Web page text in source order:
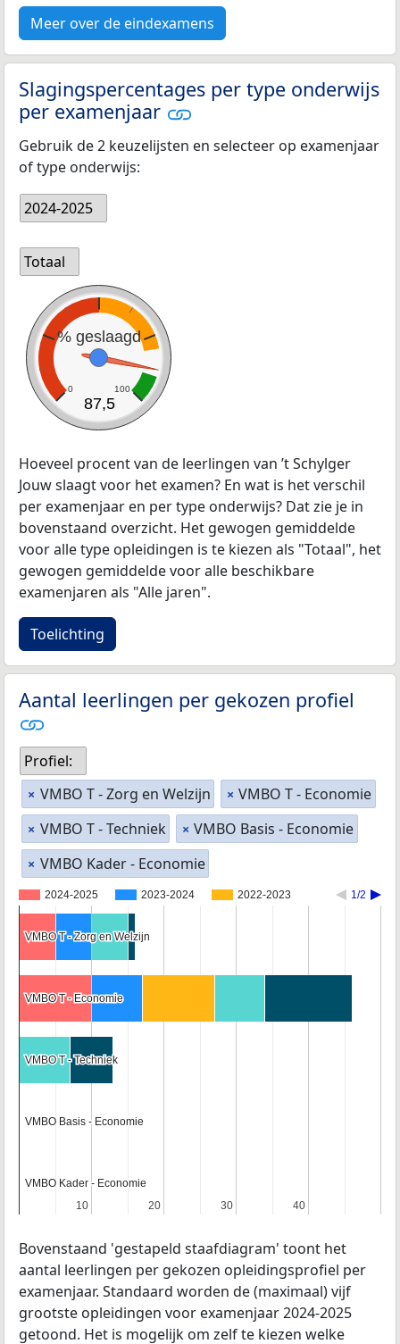
Meer over de eindexamens
Slagingspercentages per type onderwijs
per examenjaar
Gebruik de 2 keuzelijsten en selecteer op examenjaar
of type onderwijs:
2024-2025
Totaal
% geslaagd
0 100
87,5
Hoeveel procent van de leerlingen van ’t Schylger
Jouw slaagt voor het examen? En wat is het verschil
per examenjaar en per type onderwijs? Dat zie je in
bovenstaand overzicht. Het gewogen gemiddelde
voor alle type opleidingen is te kiezen als "Totaal", het
gewogen gemiddelde voor alle beschikbare
examenjaren als "Alle jaren".
Toelichting
Aantal leerlingen per gekozen profiel
Profiel:
× VMBO T - Zorg en Welzijn × VMBO T - Economie
× VMBO T - Techniek × VMBO Basis - Economie
× VMBO Kader - Economie
2024-2025 2023-2024 2022-2023 1/2
10
10 20
20 30
30 40
40
VMBO T - Zorg en Welzijn
VMBO T - Zorg en Welzijn
VMBO T - Economie
VMBO T - Economie
VMBO T - Techniek
VMBO T - Techniek
VMBO Basis - Economie
VMBO Basis - Economie
VMBO Kader - Economie
VMBO Kader - Economie
Bovenstaand 'gestapeld staafdiagram' toont het
aantal leerlingen per gekozen opleidingsprofiel per
examenjaar. Standaard worden de (maximaal) vijf
grootste opleidingen voor examenjaar 2024-2025
getoond. Het is mogelijk om zelf te kiezen welke